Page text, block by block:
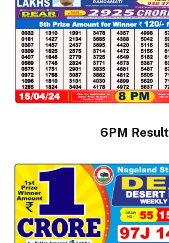
6PM Result